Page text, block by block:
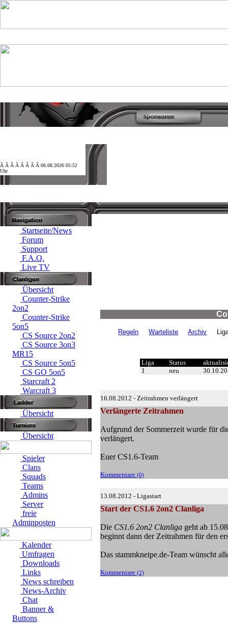
Â Â Â Â Â Â Â Â 06.08.2026 05:52
Uhr
Startseite/News
Forum
Support
F.A.Q.
Live TV
Übersicht
Counter-Strike
2on2
Counter-Strike
5on5
CS Source 2on2
CS Source 3on3
MR15
CS Source 5on5
CS GO 5on5
Starcraft 2
Warcraft 3
Übersicht
Übersicht
Spieler
Clans
Squads
Teams
Admins
Server
freie
Adminposten
Kalender
Umfragen
Downloads
Links
News schreiben
News-Archiv
Chat
Banner &
Buttons
Regeln Warteliste Archiv
Liga Status
1
neu
16.08.2012 - Zeitrahmen verlängert
Verlängerte Zeitrahmen
Aufgrund der Sommerzeit wurde für
verlängert.
Euer CS1.6-Team
Kommentare (0)
13.08.2012 - Ligastart
Start der CS1.6 2on2 Clanliga
Die CS1.6 2on2 Clanliga geht ab
beginnt dann der Zeitrahmen für den
Das stammkneipe.de-Team wünscht
Kommentare (2)